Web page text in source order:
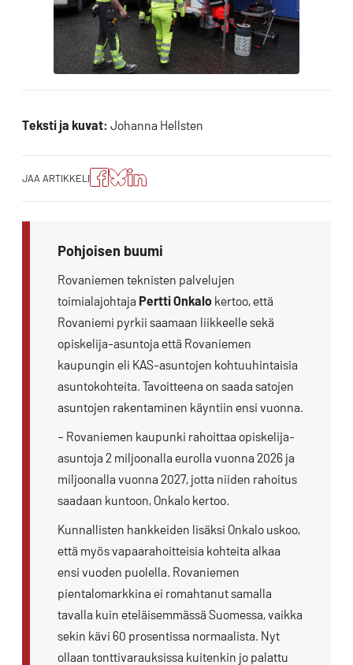
Teksti ja kuvat: Johanna Hellsten
JAA ARTIKKELI
Jaa
artikkeli
Facebookissa
Jaa
artikkeli
Blueskyssa
Jako:
Jaa
artikkeli
Pohjoisen buumi
Rovaniemen teknisten palvelujen
toimialajohtaja Pertti Onkalo kertoo, että
Rovaniemi pyrkii saamaan liikkeelle sekä
opiskelija-asuntoja että Rovaniemen
kaupungin eli KAS-asuntojen kohtuuhintaisia
asuntokohteita. Tavoitteena on saada satojen
asuntojen rakentaminen käyntiin ensi vuonna.
– Rovaniemen kaupunki rahoittaa opiskelija-
asuntoja 2 miljoonalla eurolla vuonna 2026 ja
miljoonalla vuonna 2027, jotta niiden rahoitus
saadaan kuntoon, Onkalo kertoo.
Kunnallisten hankkeiden lisäksi Onkalo uskoo,
että myös vapaarahoitteisia kohteita alkaa
ensi vuoden puolella. Rovaniemen
pientalomarkkina ei romahtanut samalla
tavalla kuin eteläisemmässä Suomessa, vaikka
sekin kävi 60 prosentissa normaalista. Nyt
ollaan tonttivarauksissa kuitenkin jo palattu